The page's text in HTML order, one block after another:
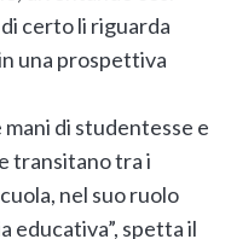
certo li riguarda
una prospettiva
di studentesse e
transitano tra i
nel suo ruolo
educativa”, spetta il